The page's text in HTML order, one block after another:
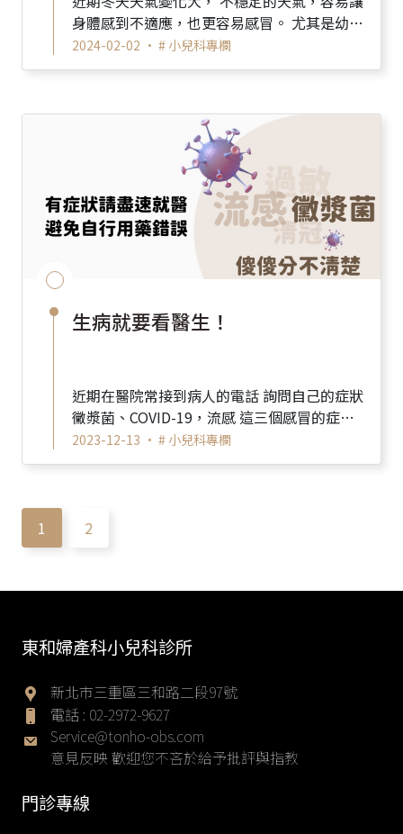
身體感到不適應，也更容易感冒。 尤其是幼兒
免疫力不如成人，更容易在這個時候感冒。 所
以東和在...
2024-02-02 • # 小兒科專欄
生病就要看醫生！
近期在醫院常接到病人的電話 詢問自己的症狀
黴漿菌、COVID-19，流感 這三個感冒的症狀
相當接近 只用口述症狀，沒有來門診檢查都很
難分...
2023-12-13 • # 小兒科專欄
1 2
東和婦產科小兒科診所
新北市三重區三和路二段97號
電話 : 02-2972-9627
Service@tonho-obs.com
意見反映 歡迎您不吝於給予批評與指教
門診專線